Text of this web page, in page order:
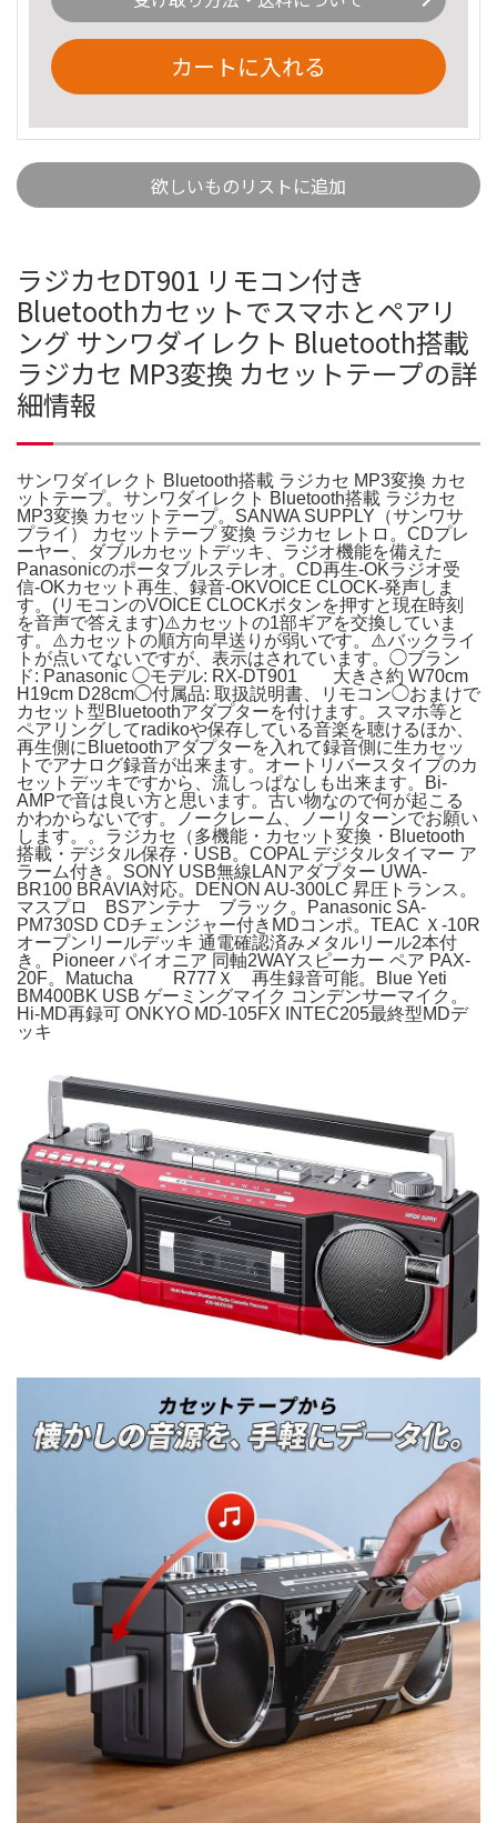
カートに入れる
欲しいものリストに追加
ラジカセDT901 リモコン付き
Bluetoothカセットでスマホとペアリ
ング サンワダイレクト Bluetooth搭載
ラジカセ MP3変換 カセットテープの詳
細情報
サンワダイレクト Bluetooth搭載 ラジカセ MP3変換 カセ
ットテープ。サンワダイレクト Bluetooth搭載 ラジカセ
MP3変換 カセットテープ。SANWA SUPPLY（サンワサ
プライ） カセットテープ 変換 ラジカセ レトロ。CDプレ
ーヤー、ダブルカセットデッキ、ラジオ機能を備えた
Panasonicのポータブルステレオ。CD再生-OKラジオ受
信-OKカセット再生、録音-OKVOICE CLOCK-発声しま
す。(リモコンのVOICE CLOCKボタンを押すと現在時刻
を音声で答えます)⚠️カセットの1部ギアを交換していま
す。⚠️カセットの順方向早送りが弱いです。⚠️バックライ
トが点いてないですが、表示はされています。◯ブラン
ド: Panasonic ◯モデル: RX-DT901 大きさ約 W70cm
H19cm D28cm◯付属品: 取扱説明書、リモコン◯おまけで
カセット型Bluetoothアダプターを付けます。スマホ等と
ペアリングしてradikoや保存している音楽を聴けるほか、
再生側にBluetoothアダプターを入れて録音側に生カセッ
トでアナログ録音が出来ます。オートリバースタイプのカ
セットデッキですから、流しっぱなしも出来ます。Bi-
AMPで音は良い方と思います。古い物なので何が起こる
かわからないです。ノークレーム、ノーリターンでお願い
します。。ラジカセ（多機能・カセット変換・Bluetooth
搭載・デジタル保存・USB。COPAL デジタルタイマー ア
ラーム付き。SONY USB無線LANアダプター UWA-
BR100 BRAVIA対応。DENON AU-300LC 昇圧トランス。
マスプロ BSアンテナ ブラック。Panasonic SA-
PM730SD CDチェンジャー付きMDコンポ。TEAC Ｘ-10R
オープンリールデッキ 通電確認済みメタルリール2本付
き。Pioneer パイオニア 同軸2WAYスピーカー ペア PAX-
20F。Matucha R777Ｘ 再生録音可能。Blue Yeti
BM400BK USB ゲーミングマイク コンデンサーマイク。
Hi-MD再録可 ONKYO MD-105FX INTEC205最終型MDデ
ッキ